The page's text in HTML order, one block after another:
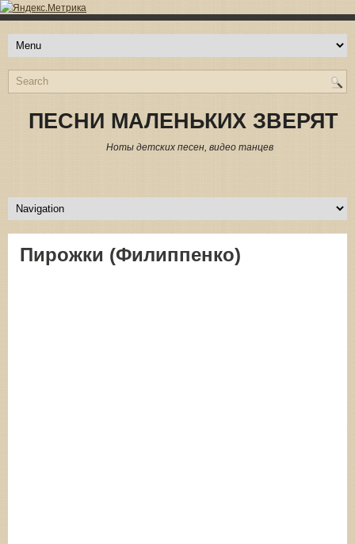
ПЕСНИ МАЛЕНЬКИХ ЗВЕРЯТ
Ноты детских песен, видео танцев
Пирожки (Филиппенко)